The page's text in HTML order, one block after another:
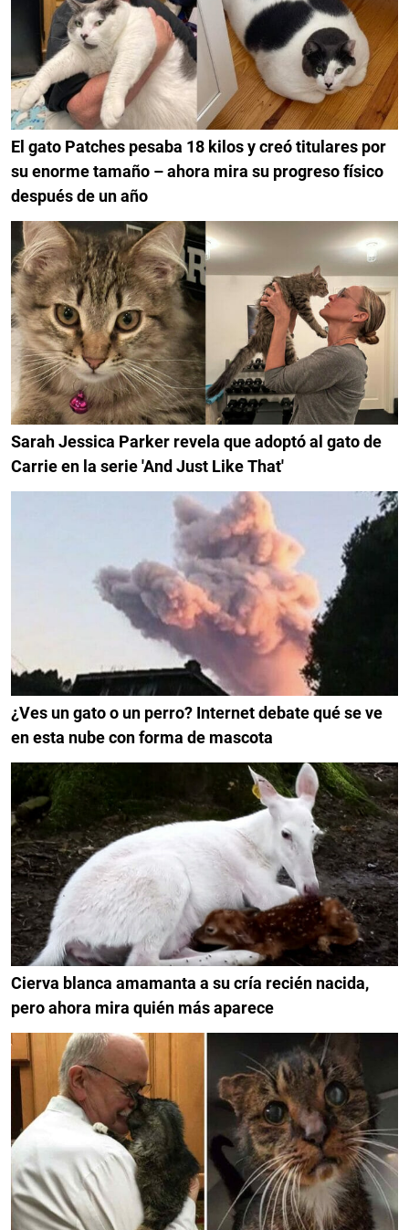
El gato Patches pesaba 18 kilos y creó titulares por
su enorme tamaño – ahora mira su progreso físico
después de un año
Sarah Jessica Parker revela que adoptó al gato de
Carrie en la serie 'And Just Like That'
¿Ves un gato o un perro? Internet debate qué se ve
en esta nube con forma de mascota
Cierva blanca amamanta a su cría recién nacida,
pero ahora mira quién más aparece